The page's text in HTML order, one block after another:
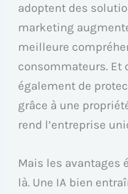
adoptent des
marketing
meilleure
consommateurs. Et
également de
grâce à une
rend l’entreprise
Mais les avantages
là. Une IA bien